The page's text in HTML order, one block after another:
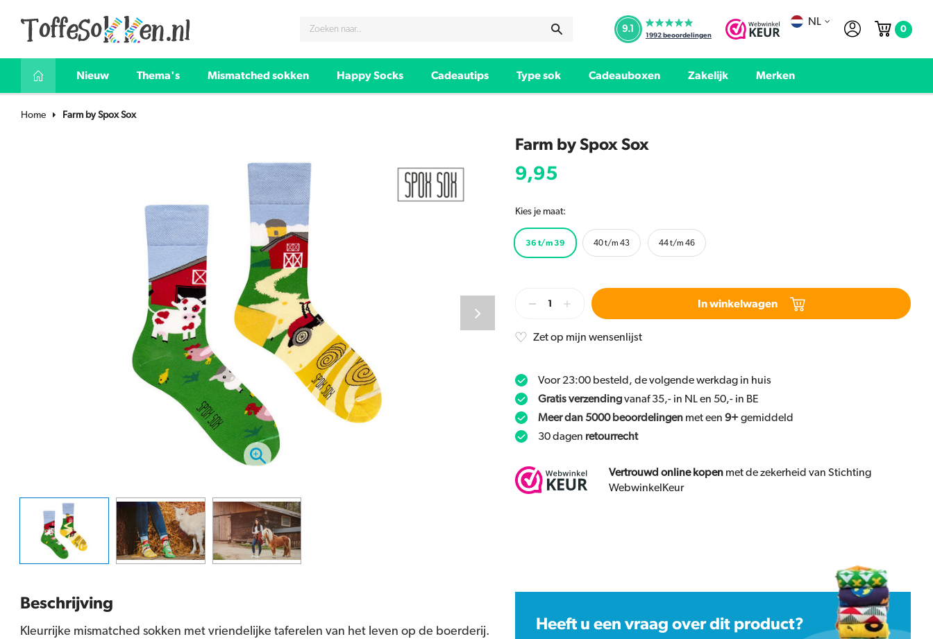
9.1
1992beoordelingen
NL
0
Nieuw Thema's Mismatched sokken Happy Socks Cadeautips Type sok Cadeauboxen Zakelijk Merken
Home Farm by Spox Sox
Farm by Spox Sox
9,95
Kies je maat:
36 t/m 39 40 t/m 43 44 t/m 46
In winkelwagen
Zet op mijn wensenlijst
Voor 23:00 besteld, de volgende werkdag in huis
Gratis verzendingvanaf 35,- in NL en 50,- in BE
Meer dan 5000 beoordelingen met een 9+gemiddeld
30 dagen retourrecht
Vertrouwd online kopen met de zekerheid van Stichting
WebwinkelKeur
Beschrijving
Kleurrijke mismatched sokken met vriendelijke taferelen van het leven op de boerderij. Heeft u een vraag over dit product?